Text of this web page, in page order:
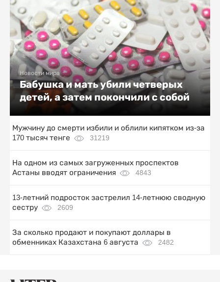
Новости мира
Бабушка и мать убили четверых
детей, а затем покончили с собой
Мужчину до смерти избили и облили кипятком из-за
170 тысяч тенге
31219
На одном из самых загруженных проспектов
Астаны вводят ограничения
4843
13-летний подросток застрелил 14-летнюю сводную
сестру
2609
За сколько продают и покупают доллары в
обменниках Казахстана 6 августа
2482